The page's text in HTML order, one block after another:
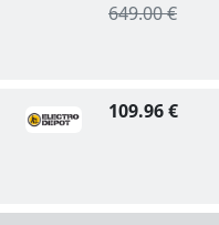
649.00 €
109.96 €